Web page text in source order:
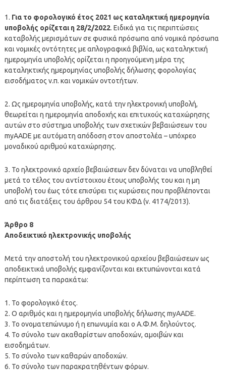
1. Για το φορολογικό έτος 2021 ως καταληκτική ημερομηνία
υποβολής ορίζεται η 28/2/2022. Ειδικά για τις περιπτώσεις
καταβολής μερισμάτων σε φυσικά πρόσωπα από νομικά πρόσωπα
και νομικές οντότητες με απλογραφικά βιβλία, ως καταληκτική
ημερομηνία υποβολής ορίζεται η προηγούμενη μέρα της
καταληκτικής ημερομηνίας υποβολής δήλωσης φορολογίας
εισοδήματος ν.π. και νομικών οντοτήτων.
2. Ως ημερομηνία υποβολής, κατά την ηλεκτρονική υποβολή,
θεωρείται η ημερομηνία αποδοχής και επιτυχούς καταχώρησης
αυτών στο σύστημα υποβολής των σχετικών βεβαιώσεων του
myAADE με αυτόματη απόδοση στον αποστολέα – υπόχρεο
μοναδικού αριθμού καταχώρησης.
3. Το ηλεκτρονικό αρχείο βεβαιώσεων δεν δύναται να υποβληθεί
μετά το τέλος του αντίστοιχου έτους υποβολής του και η μη
υποβολή του έως τότε επισύρει τις κυρώσεις που προβλέπονται
από τις διατάξεις του άρθρου 54 του ΚΦΔ (ν. 4174/2013).
Άρθρο 8
Αποδεικτικό ηλεκτρονικής υποβολής
Μετά την αποστολή του ηλεκτρονικού αρχείου βεβαιώσεων ως
αποδεικτικά υποβολής εμφανίζονται και εκτυπώνονται κατά
περίπτωση τα παρακάτω:
1. Το φορολογικό έτος.
2. Ο αριθμός και η ημερομηνία υποβολής δήλωσης myAADE.
3. Το ονοματεπώνυμο ή η επωνυμία και ο Α.Φ.Μ. δηλούντος.
4. Το σύνολο των ακαθαρίστων αποδοχών, αμοιβών και
εισοδημάτων.
5. Το σύνολο των καθαρών αποδοχών.
6. Το σύνολο των παρακρατηθέντων φόρων.